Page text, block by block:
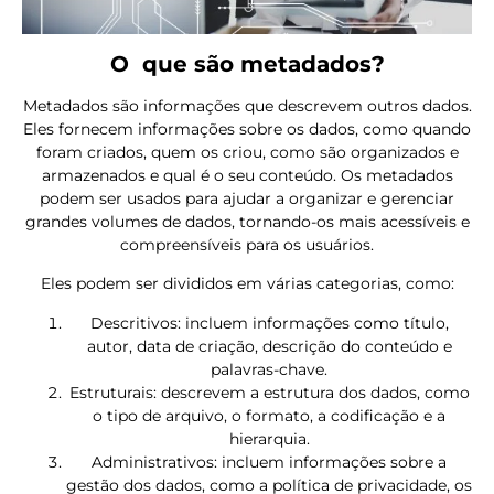
O que são metadados?
Metadados são informações que descrevem outros dados.
Eles fornecem informações sobre os dados, como quando
foram criados, quem os criou, como são organizados e
armazenados e qual é o seu conteúdo. Os metadados
podem ser usados para ajudar a organizar e gerenciar
grandes volumes de dados, tornando-os mais acessíveis e
compreensíveis para os usuários.
Eles podem ser divididos em várias categorias, como:
Descritivos: incluem informações como título,
autor, data de criação, descrição do conteúdo e
palavras-chave.
Estruturais: descrevem a estrutura dos dados, como
o tipo de arquivo, o formato, a codificação e a
hierarquia.
Administrativos: incluem informações sobre a
gestão dos dados, como a política de privacidade, os